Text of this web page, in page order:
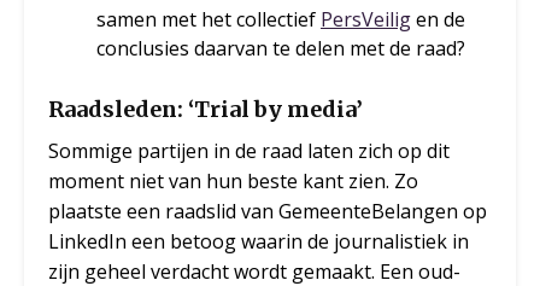
samen met het collectief PersVeiligen de
conclusies daarvan te delen met de raad?
Raadsleden: ‘Trial by media’
Sommige partijen in de raad laten zich op dit
moment niet van hun beste kant zien. Zo
plaatste een raadslid van GemeenteBelangen op
LinkedIn een betoog waarin de journalistiek in
zijn geheel verdacht wordt gemaakt. Een oud-